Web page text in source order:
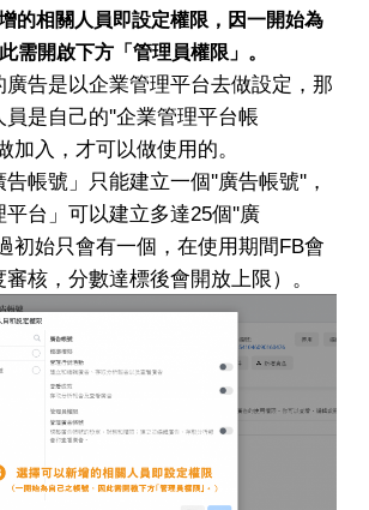
的相關人員即設定權限，因一開始為
需開啟下方「管理員權限」。
廣告是以企業管理平台去做設定，那
是自己的''企業管理平台帳
入，才可以做使用的。
告帳號」只能建立一個''廣告帳號''，
台」可以建立多達25個''廣
初始只會有一個，在使用期間FB會
核，分數達標後會開放上限）。